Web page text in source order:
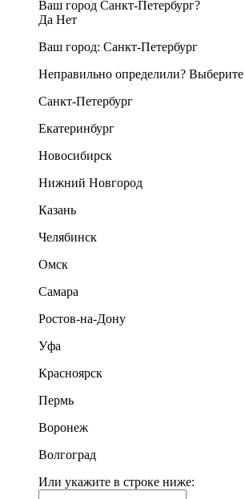
Ваш город Санкт-Петербург?
Да Нет
Ваш город: Санкт-Петербург
Неправильно определили? Выберите
Санкт-Петербург
Екатеринбург
Новосибирск
Нижний Новгород
Казань
Челябинск
Омск
Самара
Ростов-на-Дону
Уфа
Красноярск
Пермь
Воронеж
Волгоград
Или укажите в строке ниже: